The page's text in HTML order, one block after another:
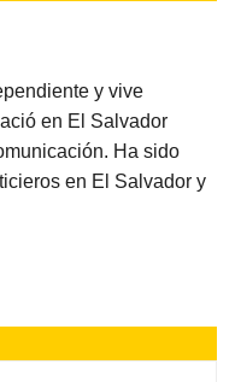
y vive
en El Salvador
Ha sido
en El Salvador y